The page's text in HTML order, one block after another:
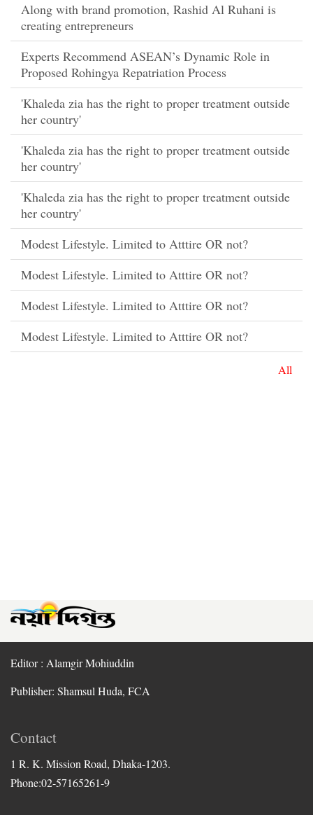
Along with brand promotion, Rashid Al Ruhani is
creating entrepreneurs
Experts Recommend ASEAN’s Dynamic Role in
Proposed Rohingya Repatriation Process
'Khaleda zia has the right to proper treatment outside
her country'
'Khaleda zia has the right to proper treatment outside
her country'
'Khaleda zia has the right to proper treatment outside
her country'
Modest Lifestyle. Limited to Atttire OR not?
Modest Lifestyle. Limited to Atttire OR not?
Modest Lifestyle. Limited to Atttire OR not?
Modest Lifestyle. Limited to Atttire OR not?
All
Editor : Alamgir Mohiuddin
Publisher: Shamsul Huda, FCA
Contact
1 R. K. Mission Road, Dhaka-1203.
Phone:02-57165261-9